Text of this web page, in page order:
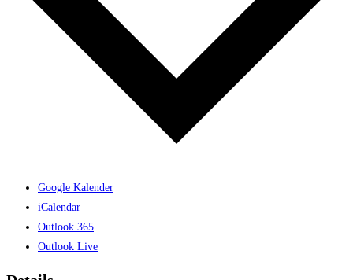
Google Kalender
iCalendar
Outlook 365
Outlook Live